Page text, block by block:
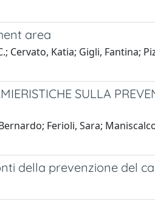
area
Katia; Gigli, Fantina;
SULLA
Ferioli, Sara;
della prevenzione del